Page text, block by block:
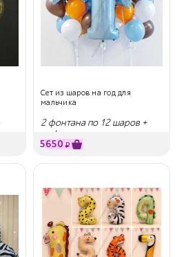
Сет из шаров на год для
мальчика
2 фонтана по 12 шаров +
цифра
5650 ₽